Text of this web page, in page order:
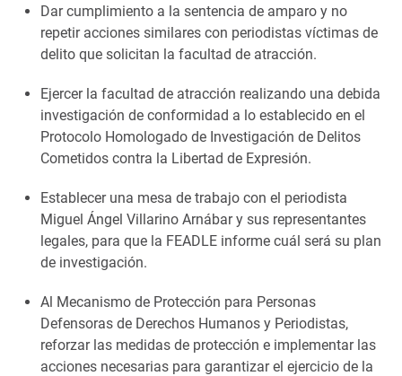
Dar cumplimiento a la sentencia de amparo y no
repetir acciones similares con periodistas víctimas de
delito que solicitan la facultad de atracción.
Ejercer la facultad de atracción realizando una debida
investigación de conformidad a lo establecido en el
Protocolo Homologado de Investigación de Delitos
Cometidos contra la Libertad de Expresión.
Establecer una mesa de trabajo con el periodista
Miguel Ángel Villarino Arnábar y sus representantes
legales, para que la FEADLE informe cuál será su plan
de investigación.
Al Mecanismo de Protección para Personas
Defensoras de Derechos Humanos y Periodistas,
reforzar las medidas de protección e implementar las
acciones necesarias para garantizar el ejercicio de la